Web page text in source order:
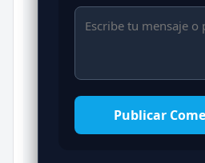
Publicar